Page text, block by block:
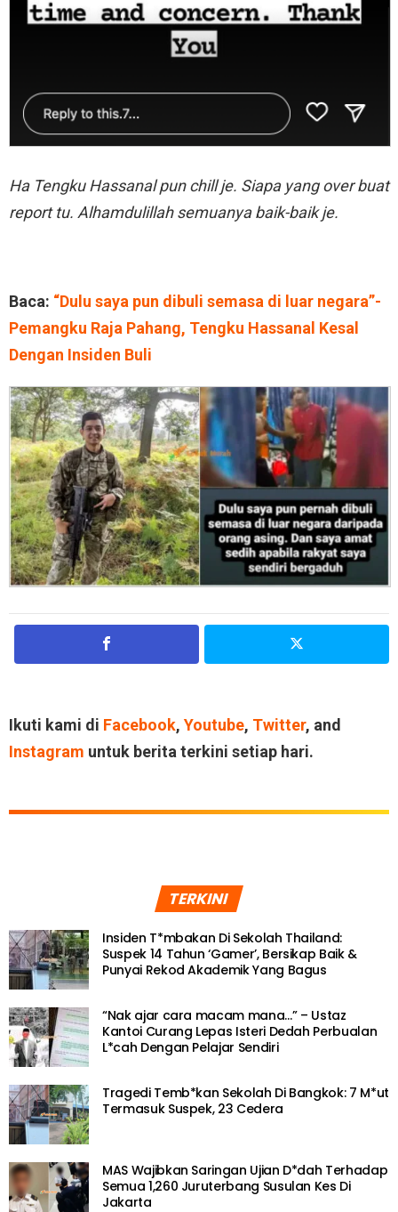
Ha Tengku Hassanal pun chill je. Siapa yang over buat
report tu. Alhamdulillah semuanya baik-baik je.
Baca: “Dulu saya pun dibuli semasa di luar negara”-
Pemangku Raja Pahang, Tengku Hassanal Kesal
Dengan Insiden Buli
Ikuti kami di Facebook, Youtube, Twitter, and
Instagram untuk berita terkini setiap hari.
TERKINI
Insiden T*mbakan Di Sekolah Thailand:
Suspek 14 Tahun ‘Gamer’, Bersikap Baik &
Punyai Rekod Akademik Yang Bagus
“Nak ajar cara macam mana…” – Ustaz
Kantoi Curang Lepas Isteri Dedah Perbualan
L*cah Dengan Pelajar Sendiri
Tragedi Temb*kan Sekolah Di Bangkok: 7 M*ut
Termasuk Suspek, 23 Cedera
MAS Wajibkan Saringan Ujian D*dah Terhadap
Semua 1,260 Juruterbang Susulan Kes Di
Jakarta